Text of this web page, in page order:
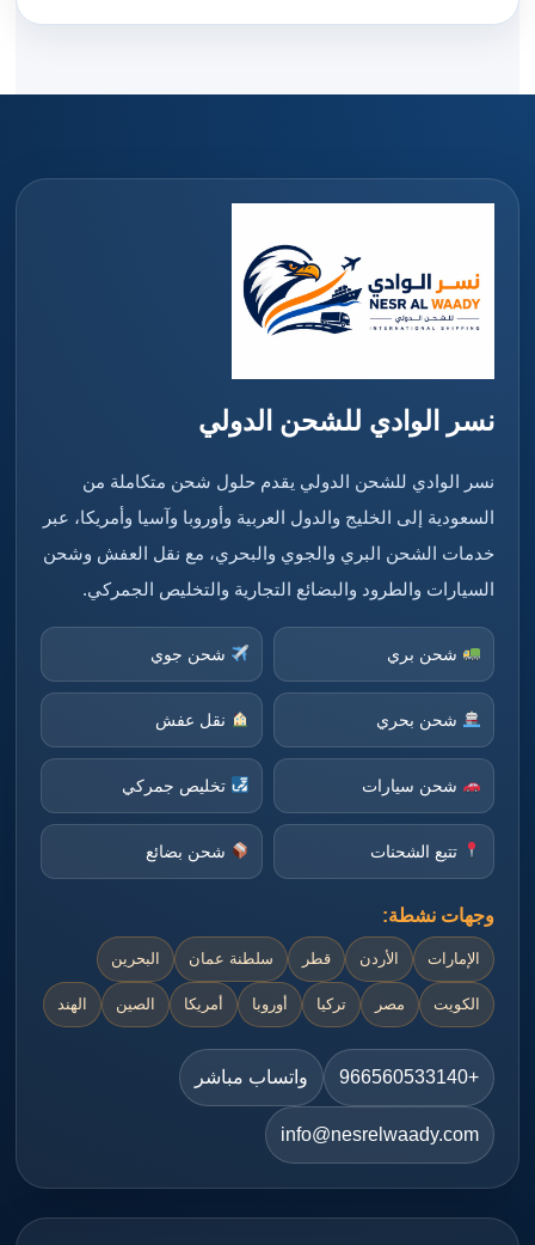
نسر الوادي للشحن الدولي
نسر الوادي للشحن الدولي يقدم حلول شحن متكاملة من
السعودية إلى الخليج والدول العربية وأوروبا وآسيا وأمريكا، عبر
خدمات الشحن البري والجوي والبحري، مع نقل العفش وشحن
السيارات والطرود والبضائع التجارية والتخليص الجمركي.
شحن بري شحن جوي
شحن بحري نقل عفش
شحن سيارات تخليص جمركي
تتبع الشحنات شحن بضائع
وجهات نشطة:
الإمارات الأردن قطر سلطنة عمان البحرين
الكويت مصر تركيا أوروبا أمريكا الصين الهند
+966560533140 واتساب مباشر
info@nesrelwaady.com